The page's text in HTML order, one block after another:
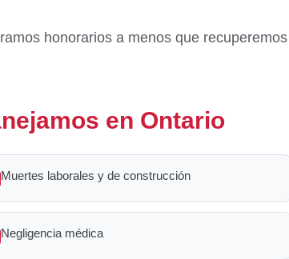
honorarios a menos que recuperemos
en Ontario
Muertes laborales y de construcción
Negligencia médica